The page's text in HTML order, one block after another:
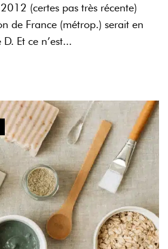
(certes pas très récente)
de France (métrop.) serait en
Et ce n’est...